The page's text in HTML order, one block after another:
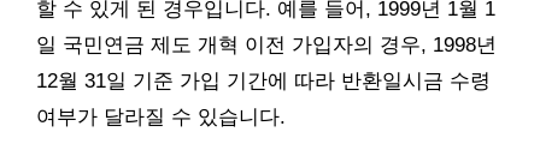
할 수 있게 된 경우입니다. 예를 들어, 1999년 1월 1
일 국민연금 제도 개혁 이전 가입자의 경우, 1998년
12월 31일 기준 가입 기간에 따라 반환일시금 수령
여부가 달라질 수 있습니다.